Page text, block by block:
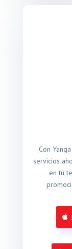
Con
servicios
en tu